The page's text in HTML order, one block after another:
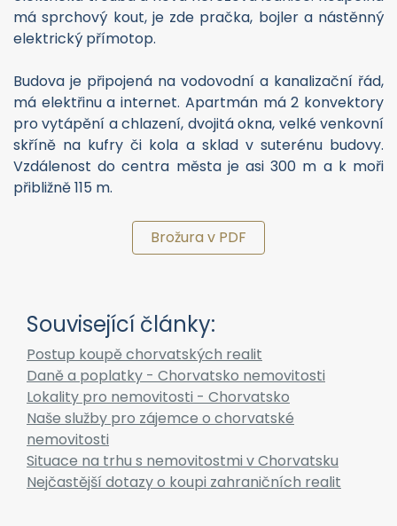
má sprchový kout, je zde pračka, bojler a nástěnný
elektrický přímotop.
Budova je připojená na vodovodní a kanalizační řád,
má elektřinu a internet. Apartmán má 2 konvektory
pro vytápění a chlazení, dvojitá okna, velké venkovní
skříně na kufry či kola a sklad v suterénu budovy.
Vzdálenost do centra města je asi 300 m a k moři
přibližně 115 m.
Brožura v PDF
Související články:
Postup koupě chorvatských realit
Daně a poplatky - Chorvatsko nemovitosti
Lokality pro nemovitosti - Chorvatsko
Naše služby pro zájemce o chorvatské
nemovitosti
Situace na trhu s nemovitostmi v Chorvatsku
Nejčastější dotazy o koupi zahraničních realit